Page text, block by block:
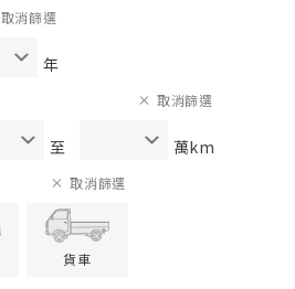
年
取消篩選
至 萬km
取消篩選
貨車
取消篩選